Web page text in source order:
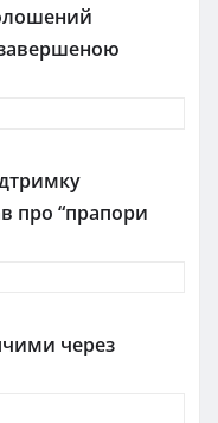
про “прапори
через